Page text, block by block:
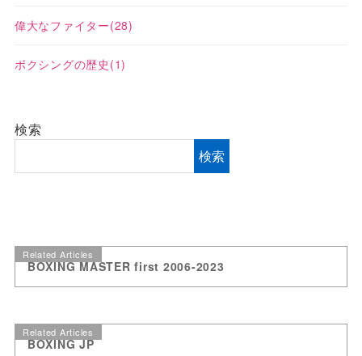
偉大なファイター(28)
ボクシングの歴史 (1)
検索
検索
Related Articles
BOXING MASTER first 2006-2023
Related Articles
BOXING JP